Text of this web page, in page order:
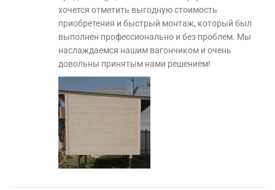
хочется отметить выгодную стоимость
приобретения и быстрый монтаж, который был
выполнен профессионально и без проблем. Мы
наслаждаемся нашим вагончиком и очень
довольны принятым нами решением!